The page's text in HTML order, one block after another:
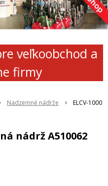
veľkoobchod a
firmy
Nadzemné nádrže
ELCV-1000
nádrž A510062